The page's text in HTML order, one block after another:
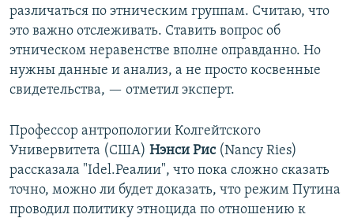
различаться по этническим группам. Считаю, что
это важно отслеживать. Ставить вопрос об
этническом неравенстве вполне оправданно. Но
нужны данные и анализ, а не просто косвенные
свидетельства, — отметил эксперт.
Профессор антропологии Колгейтского
Универвитета (США) Нэнси Рис (Nancy Ries)
рассказала "Idel.Реалии", что пока сложно сказать
точно, можно ли будет доказать, что режим Путина
проводил политику этноцида по отношению к